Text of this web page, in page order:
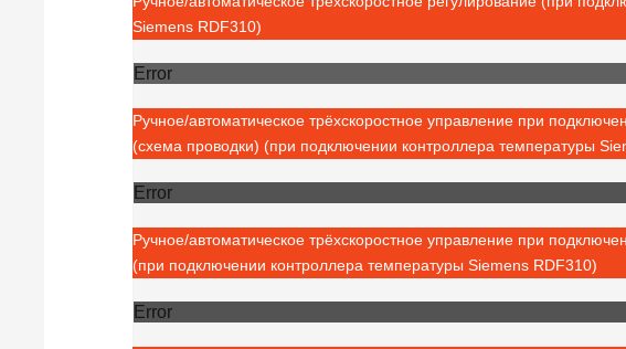
Siemens RDF310)
Error
Ручное/автоматическое трёхскоростное управление при
(схема проводки) (при подключении контроллера температуры
Error
Ручное/автоматическое трёхскоростное управление при
(при подключении контроллера температуры Siemens RDF310)
Error